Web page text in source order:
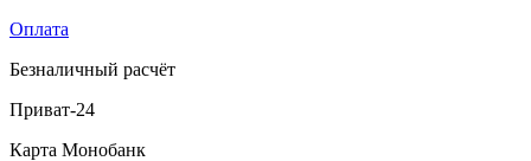
Оплата
Безналичный расчёт
Приват-24
Карта Монобанк